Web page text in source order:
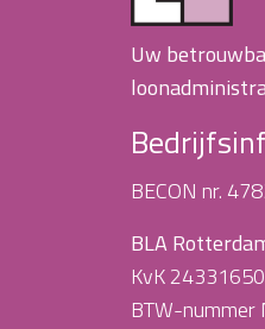
Uw
BECON nr.
BLA
KvK 24331650
BTW-nummer